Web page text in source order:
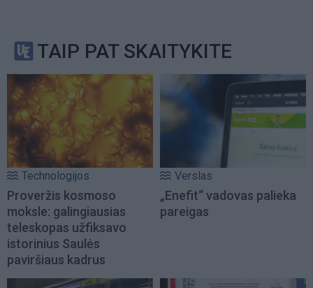
TAIP PAT SKAITYKITE
Technologijos
Proveržis kosmoso
moksle: galingiausias
teleskopas užfiksavo
istorinius Saulės
paviršiaus kadrus
Verslas
„Enefit“ vadovas palieka
pareigas